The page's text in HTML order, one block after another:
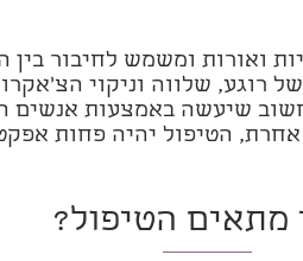
ואורות ומשמש לחיבור בין
רוגע, שלווה וניקוי
שיעשה באמצעות אנשים
הטיפול יהיה פחות
מתאים הטיפול?